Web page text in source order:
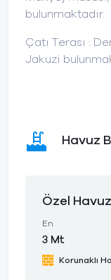
bulunmaktadır.
Çatı Terası :
Jakuzi
Havuz
Özel Havuz
En
3 Mt
Korunaklı